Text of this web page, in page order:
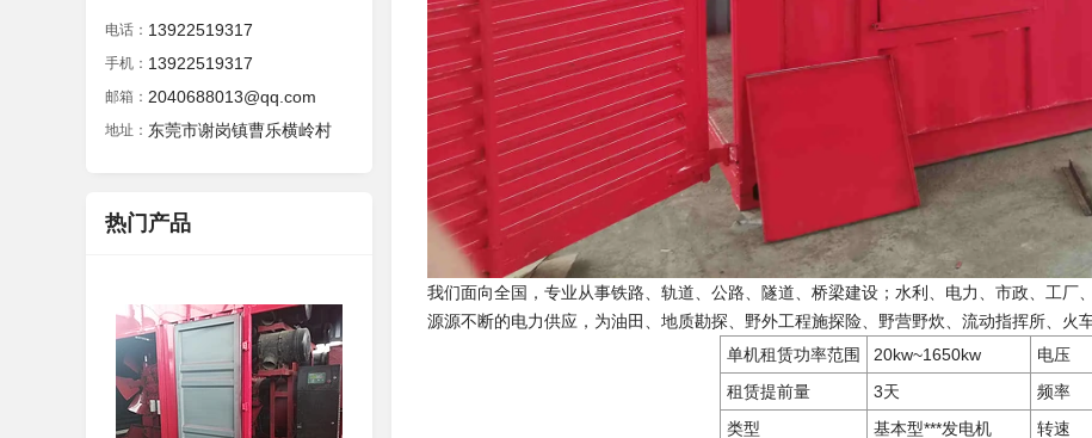
电话： 13922519317
手机： 13922519317
邮箱： 2040688013@qq.com
地址： 东莞市谢岗镇曹乐横岭村
热门产品
我们面向全国，专业从事铁路、轨道、公路、隧道、桥梁建设；水利、电力、市政、工厂
源源不断的电力供应，为油田、地质勘探、野外工程施探险、野营野炊、流动指挥所、火
单机租赁功率范围
20kw~1650kw 电压
租赁提前量
3天 频率
类型
基本型***发电机 转速